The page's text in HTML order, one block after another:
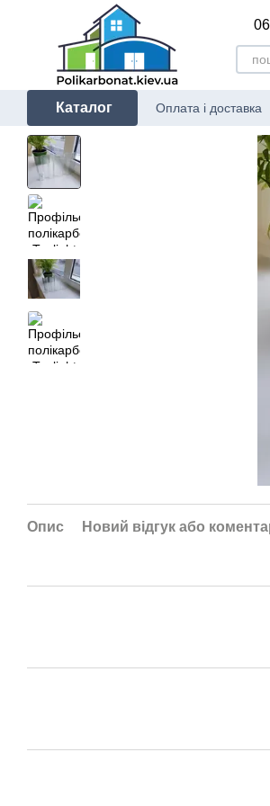
Перейти до основного контенту
Каталог Оплата і доставка
Опис Новий відгук або